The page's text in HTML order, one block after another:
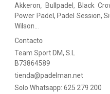
Akkeron, Bullpadel, Black
Power Padel, Padel Session,
Wilson…
Contacto
Team Sport DM, S.L
B73864589
tienda@padelman.net
Solo Whatsapp: 625 279 200